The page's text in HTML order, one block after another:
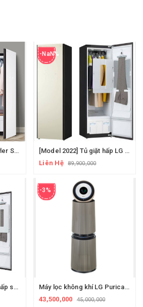
Máy giặt hấp sấy LG Styler S5WBP - Cream white - Bộ sưu tập LG Object Colection 2023
-NaN%
[Model 2022] Tủ giặt hấp LG STYLER 2022 - S5BBP - ÁNH TRẮNG NGỌC TRAI SANG TRỌNG
Liên Hệ
89,900,000
[Model 2022] Máy giặt hấp sấy LG STYLER 2022 – S5GBP – Xanh rêu sương mù
-3%
Máy lọc không khí LG Puricare Alpha - AS351NBFA - công nghệ AI tiến tiến hoàn hảo - Begie
43,500,000
45,000,000